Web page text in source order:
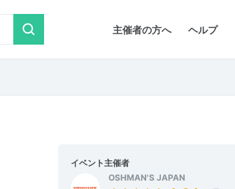
主催者の方へ ヘルプ
イベント主催者
OSHMAN'S JAPAN